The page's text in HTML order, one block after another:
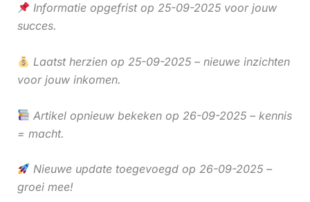
Informatie opgefrist op 25-09-2025 voor jouw
succes.
Laatst herzien op 25-09-2025 – nieuwe inzichten
voor jouw inkomen.
Artikel opnieuw bekeken op 26-09-2025 – kennis
= macht.
Nieuwe update toegevoegd op 26-09-2025 –
groei mee!